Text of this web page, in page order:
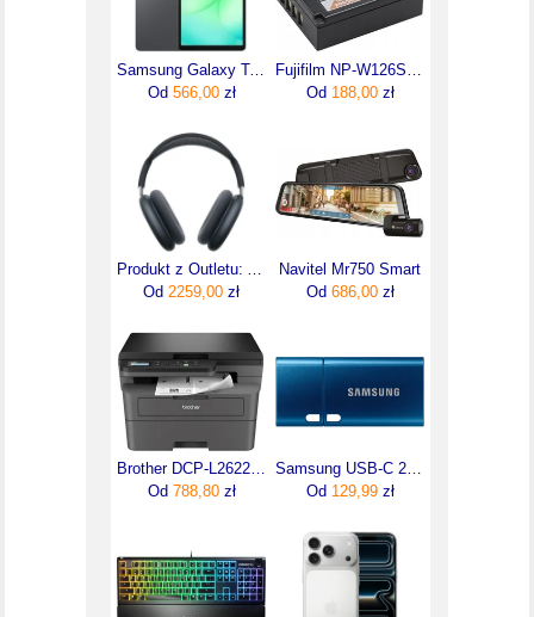
Samsung Galaxy Tab A11 8,7" 4/64GB Wi-Fi Szary (SM-X130NZAAEUB)
Od 566,00zł
Od 188,00zł
Od 2259,00 zł
Navitel Mr750 Smart
Od 686,00zł
Od 788,80zł
Od 129,99zł